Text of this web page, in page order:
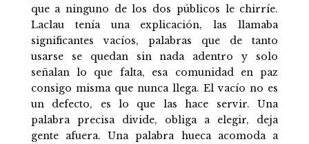
que a ninguno de los dos públicos le chirríe.
Laclau tenía una explicación, las llamaba
significantes vacíos, palabras que de tanto
usarse se quedan sin nada adentro y solo
señalan lo que falta, esa comunidad en paz
consigo misma que nunca llega. El vacío no es
un defecto, es lo que las hace servir. Una
palabra precisa divide, obliga a elegir, deja
gente afuera. Una palabra hueca acomoda a